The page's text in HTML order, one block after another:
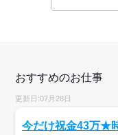
おすすめのお仕事
更新日:07月28日
今だけ祝金43万★